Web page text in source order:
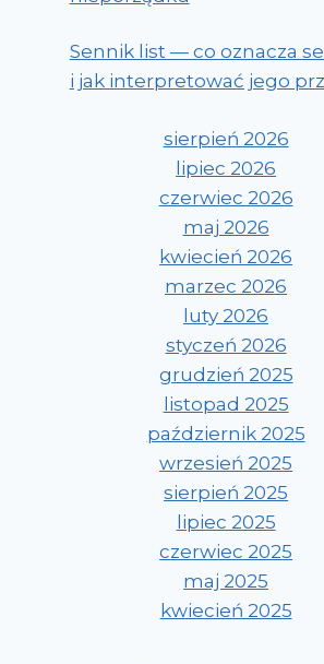
Sennik list — co oznacza
i jak interpretować jego
sierpień 2026
lipiec 2026
czerwiec 2026
maj 2026
kwiecień 2026
marzec 2026
luty 2026
styczeń 2026
grudzień 2025
listopad 2025
październik 2025
wrzesień 2025
sierpień 2025
lipiec 2025
czerwiec 2025
maj 2025
kwiecień 2025